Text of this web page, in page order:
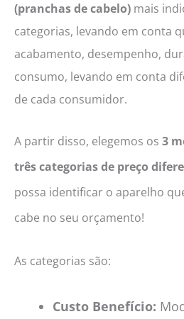
(pranchas de cabelo) mais
categorias, levando em conta
acabamento, desempenho,
consumo, levando em conta
de cada consumidor.
A partir disso, elegemos os 3
três categorias de preço
possa identificar o aparelho
cabe no seu orçamento!
As categorias são:
Custo Benefício: